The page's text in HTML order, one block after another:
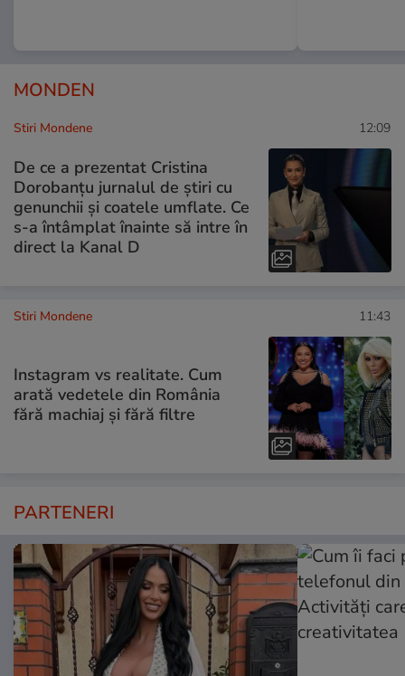
MONDEN
Stiri Mondene 12:09
De ce a prezentat Cristina
Dorobanțu jurnalul de știri cu
genunchii și coatele umflate. Ce
s-a întâmplat înainte să intre în
direct la Kanal D
Stiri Mondene 11:43
Instagram vs realitate. Cum
arată vedetele din România
fără machiaj și fără filtre
PARTENERI